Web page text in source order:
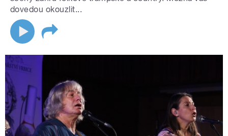
dovedou okouzlit...